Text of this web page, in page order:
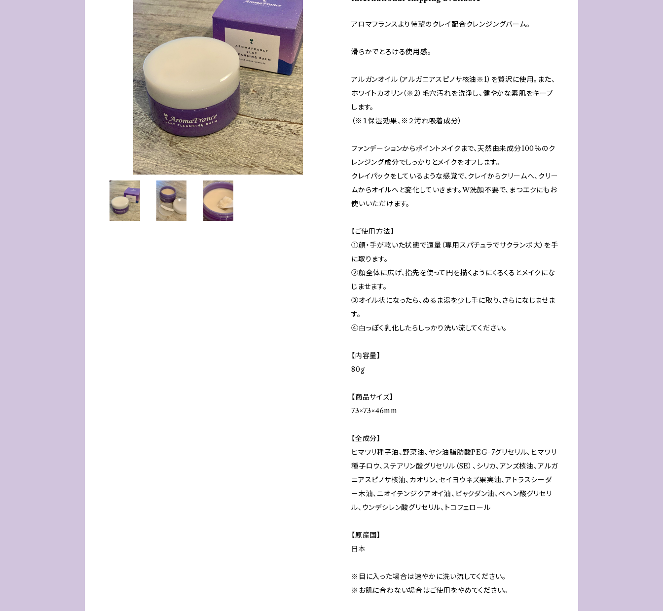
アロマフランスより待望のクレイ配合クレンジングバーム。
滑らかでとろける使用感。
アルガンオイル（アルガニアスピノサ核油※1）を贅沢に使用。また、
ホワイトカオリン（※2）毛穴汚れを洗浄し、健やかな素肌をキープ
します。
（※１保湿効果、※２汚れ吸着成分）
ファンデーションからポイントメイクまで、天然由来成分100％のク
レンジング成分でしっかりとメイクをオフします。
クレイパックをしているような感覚で、クレイからクリームへ、クリー
ムからオイルへと変化していきます。W洗顔不要で、まつエクにもお
使いいただけます。
【ご使用方法】
①顔・手が乾いた状態で適量（専用スパチュラでサクランボ大）を手
に取ります。
②顔全体に広げ、指先を使って円を描くようにくるくるとメイクにな
じませます。
③オイル状になったら、ぬるま湯を少し手に取り、さらになじませま
す。
④白っぽく乳化したらしっかり洗い流してください。
【内容量】
80g
【商品サイズ】
73×73×46mm
【全成分】
ヒマワリ種子油、野菜油、ヤシ油脂肪酸PEG-7グリセリル、ヒマワリ
種子ロウ、ステアリン酸グリセリル（SE）、シリカ、アンズ核油、アルガ
ニアスピノサ核油、カオリン、セイヨウネズ果実油、アトラスシーダ
ー木油、ニオイテンジクアオイ油、ビャクダン油、ベヘン酸グリセリ
ル、ウンデシレン酸グリセリル、トコフェロール
【原産国】
日本
※目に入った場合は速やかに洗い流してください。
※お肌に合わない場合はご使用をやめてください。